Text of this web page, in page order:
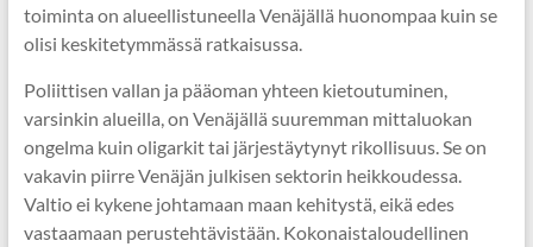
toiminta on alueellistuneella Venäjällä huonompaa kuin se
olisi keskitetymmässä ratkaisussa.
Poliittisen vallan ja pääoman yhteen kietoutuminen,
varsinkin alueilla, on Venäjällä suuremman mittaluokan
ongelma kuin oligarkit tai järjestäytynyt rikollisuus. Se on
vakavin piirre Venäjän julkisen sektorin heikkoudessa.
Valtio ei kykene johtamaan maan kehitystä, eikä edes
vastaamaan perustehtävistään. Kokonaistaloudellinen